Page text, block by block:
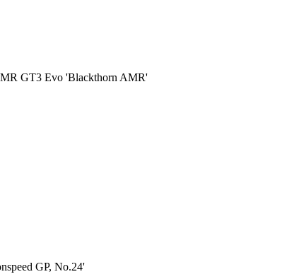
GT3 Evo 'Blackthorn AMR'
GP, No.24'